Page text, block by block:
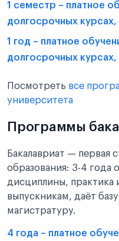
1 семестр – платное
долгосрочных
1 год – платное
долгосрочных
Посмотреть все
университета
Программы
Бакалавриат — первая
образования: 3-4 года
дисциплины, практика
выпускникам, даёт
магистратуру.
4 года – платное